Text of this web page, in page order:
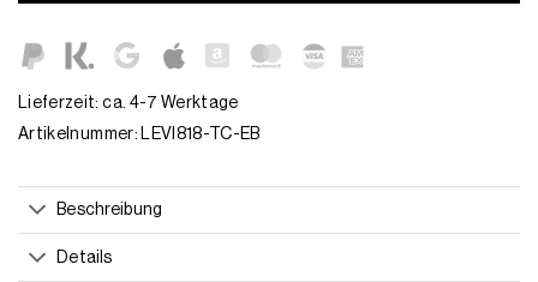
Lieferzeit: ca. 4-7 Werktage
Artikelnummer: LEVI818-TC-EB
Beschreibung
Details